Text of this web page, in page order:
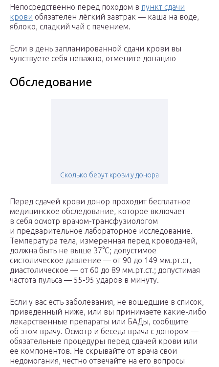
Непосредственно перед походом в пункт сдачи
крови обязателен лёгкий завтрак — каша на воде,
яблоко, сладкий чай с печением.
Если в день запланированной сдачи крови вы
чувствуете себя неважно, отмените донацию
Обследование
Сколько берут крови у донора
Перед сдачей крови донор проходит бесплатное
медицинское обследование, которое включает
в себя осмотр врачом-трансфузиологом
и предварительное лабораторное исследование.
Температура тела, измеренная перед кроводачей,
должна быть не выше 37°С; допустимое
систолическое давление — от 90 до 149 мм.рт.ст,
диастолическое — от 60 до 89 мм.рт.ст.; допустимая
частота пульса — 55-95 ударов в минуту.
Если у вас есть заболевания, не вошедшие в список,
приведенный ниже, или вы принимаете какие-либо
лекарственные препараты или БАДы, сообщите
об этом врачу. Осмотр и беседа врача с донором —
обязательные процедуры перед сдачей крови или
ее компонентов. Не скрывайте от врача свои
недомогания, честно отвечайте на его вопросы